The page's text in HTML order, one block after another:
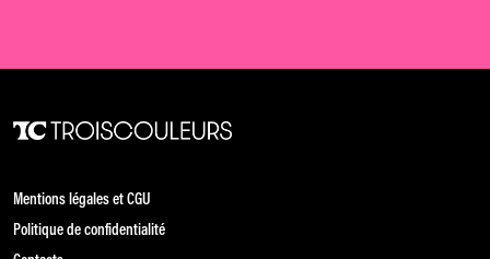
Mentions légales et CGU
Politique de confidentialité